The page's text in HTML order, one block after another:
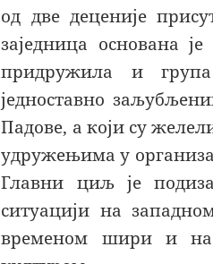
од две деценије
заједница основана
придружила и
једноставно
Падове, а који су
удружењима у
Главни циљ је
ситуацији на
временом шири и на